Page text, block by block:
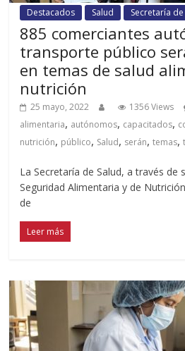
Destacados Salud Secretaría de
885 comerciantes
transporte público
en temas de salud
nutrición
25 mayo, 2022 1356 Views
alimentaria, autónomos, capacitados,
nutrición, público, Salud, serán,temas,
La Secretaría de Salud, a través de
Seguridad Alimentaria y de
de
Leer más